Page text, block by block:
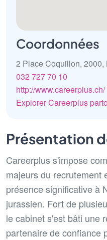
Coordonnées
2 Place Coquillon,
032 727 70 10
http://www.careerplus.ch/
Explorer Careerplus
Présentation
Careerplus s'impose
majeurs du recrutement
présence significative à
jurassien. Fort de
le cabinet s'est bâti une
partenaire de confiance